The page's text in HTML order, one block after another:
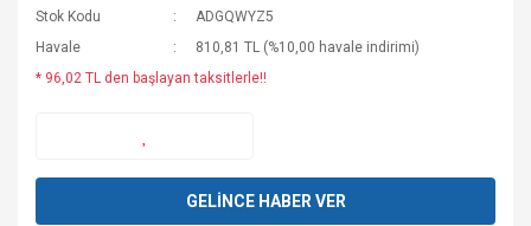
Stok Kodu
ADGQWYZ5
Havale
810,81 TL (%10,00 havale indirimi)
* 96,02 TL den başlayan taksitlerle!!
GELİNCE HABER VER